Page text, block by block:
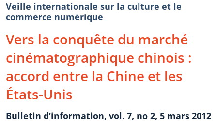
Veille internationale sur la culture et le
commerce numérique
Vers la conquête du marché
cinématographique chinois :
accord entre la Chine et les
États-Unis
Bulletin d’information, vol. 7, no 2, 5 mars 2012